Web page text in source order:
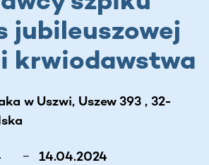
jubileuszowej
krwiodawstwa
w Uszwi, Uszew 393 , 32-
– 14.04.2024